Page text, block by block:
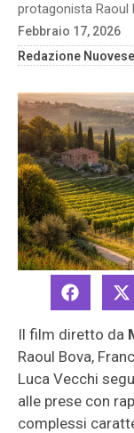
protagonista Raoul
Febbraio 17, 2026
Redazione
Il film diretto da
Raoul Bova,
Luca Vecchi
alle prese con
complessi